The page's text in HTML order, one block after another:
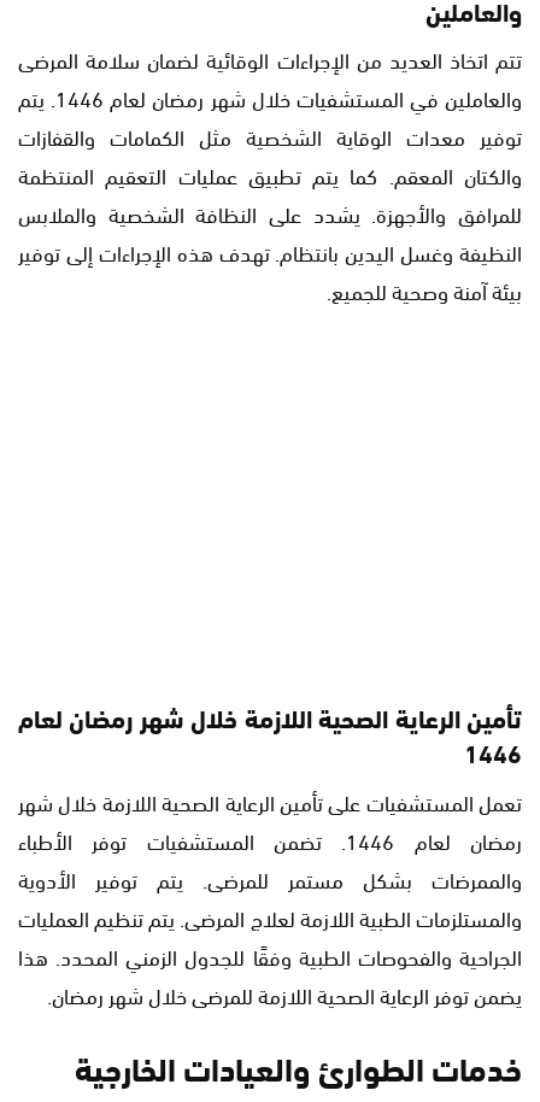
والعاملين
تتم اتخاذ العديد من الإجراءات الوقائية لضمان سلامة المرضى
والعاملين في المستشفيات خلال شهر رمضان لعام 1446. يتم
توفير معدات الوقاية الشخصية مثل الكمامات والقفازات
والكتان المعقم. كما يتم تطبيق عمليات التعقيم المنتظمة
للمرافق والأجهزة. يشدد على النظافة الشخصية والملابس
النظيفة وغسل اليدين بانتظام. تهدف هذه الإجراءات إلى توفير
بيئة آمنة وصحية للجميع.
تأمين الرعاية الصحية اللازمة خلال شهر رمضان لعام
1446
تعمل المستشفيات على تأمين الرعاية الصحية اللازمة خلال شهر
رمضان لعام 1446. تضمن المستشفيات توفر الأطباء
والممرضات بشكل مستمر للمرضى. يتم توفير الأدوية
والمستلزمات الطبية اللازمة لعلاج المرضى. يتم تنظيم العمليات
الجراحية والفحوصات الطبية وفقًا للجدول الزمني المحدد. هذا
يضمن توفر الرعاية الصحية اللازمة للمرضى خلال شهر رمضان.
خدمات الطوارئ والعيادات الخارجية